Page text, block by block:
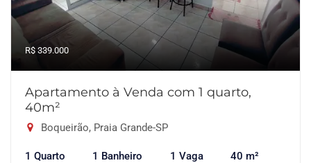
R$ 339.000
Apartamento à Venda com 1 quarto,
40m²
Boqueirão, Praia Grande-SP
1 Quarto 1 Banheiro 1 Vaga 40 m²